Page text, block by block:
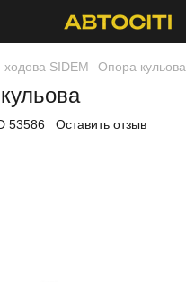
ходова SIDEM Опора кульова
53586 Оставить отзыв